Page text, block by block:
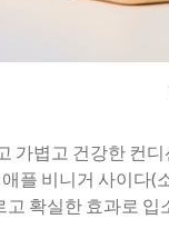
볍고 건강한 컨디
플 비니거 사이다
고 확실한 효과로